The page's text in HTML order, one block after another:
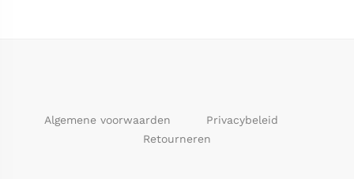
Algemene voorwaarden
Privacybeleid
Retourneren